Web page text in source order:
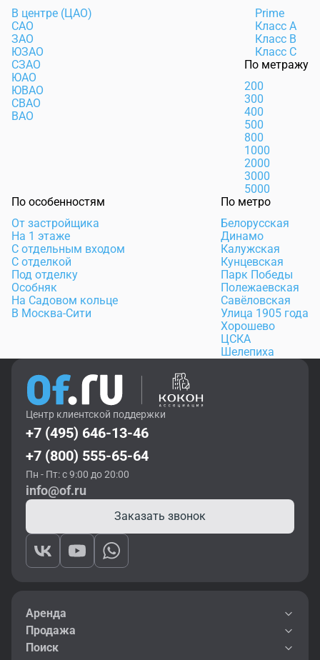
В центре (ЦАО)
САО
ЗАО
ЮЗАО
СЗАО
ЮАО
ЮВАО
СВАО
ВАО
Prime
Класс А
Класс В
Класс С
По метражу
200
300
400
500
800
1000
2000
3000
5000
По особенностям
От застройщика
На 1 этаже
С отдельным входом
С отделкой
Под отделку
Особняк
На Садовом кольце
В Москва-Сити
По метро
Белорусская
Динамо
Калужская
Кунцевская
Парк Победы
Полежаевская
Савёловская
Улица 1905 года
Хорошево
ЦСКА
Шелепиха
Центр клиентской поддержки
+7 (495) 646-13-46
+7 (800) 555-65-64
Пн - Пт: с 9:00 до 20:00
info@of.ru
Заказать звонок
Аренда
Продажа
Поиск